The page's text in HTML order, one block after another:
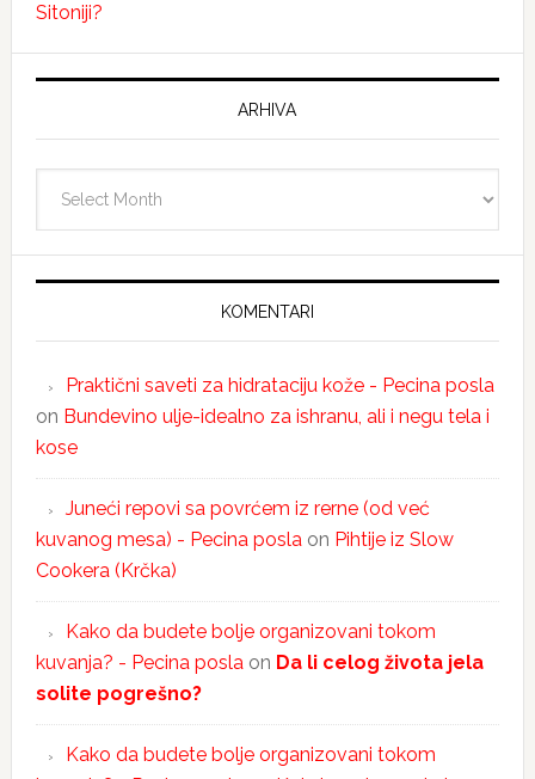
Sitoniji?
ARHIVA
KOMENTARI
Praktični saveti za hidrataciju kože - Pecina posla
on Bundevino ulje-idealno za ishranu, ali i negu tela i
kose
Juneći repovi sa povrćem iz rerne (od već
kuvanog mesa) - Pecina poslaon Pihtije iz Slow
Cookera (Krčka)
Kako da budete bolje organizovani tokom
kuvanja? - Pecina poslaon Da li celog života jela
solite pogrešno?
Kako da budete bolje organizovani tokom